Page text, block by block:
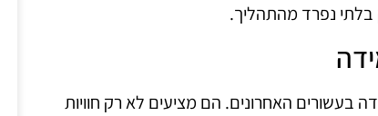
בלתי נפרד מהתהליך.
האחרונים. הם מציעים לא רק חוויות